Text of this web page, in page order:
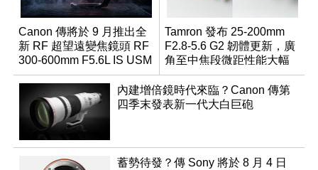
Canon 傳將於 9 月推出全
新 RF 超望遠變焦鏡頭 RF
300-600mm F5.6L IS USM
Tamron 發布 25-200mm
F2.8-5.6 G2 韌體更新，廣
角至中焦段微距性能大幅
升級
內建增倍鏡時代來臨？Canon 傳第
四季末發表新一代大白巨砲
蓄勢待發？傳 Sony 將於 8 月 4 日